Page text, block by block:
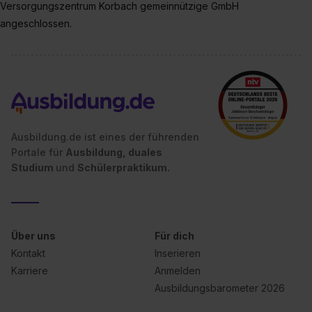
zur Übermittlung deiner Daten in die USA (Art. 49 Abs. 1
S. 1 lit. a) DS-GVO). Die USA verfügen über kein
Wirkung für die Zukunft ganz oder teilweise über unsere
Datenschutzerklärung unter dem Punkt „Datenschutz-
Einstellungen“ widerrufen. Weitere Informationen zu den
einzelnen Cookies findest du durch Klick auf „Details
zeigen“. Weitere Informationen:Datenschutzerklärung
Impressum.
Versorgungszentrum Korbach gemeinnützige GmbH
angeschlossen.
Ausbildung.de ist eines der führenden
Portale für Ausbildung, duales
Studium und Schülerpraktikum.
Über uns
Kontakt
Karriere
Für dich
Inserieren
Anmelden
Ausbildungsbarometer 2026